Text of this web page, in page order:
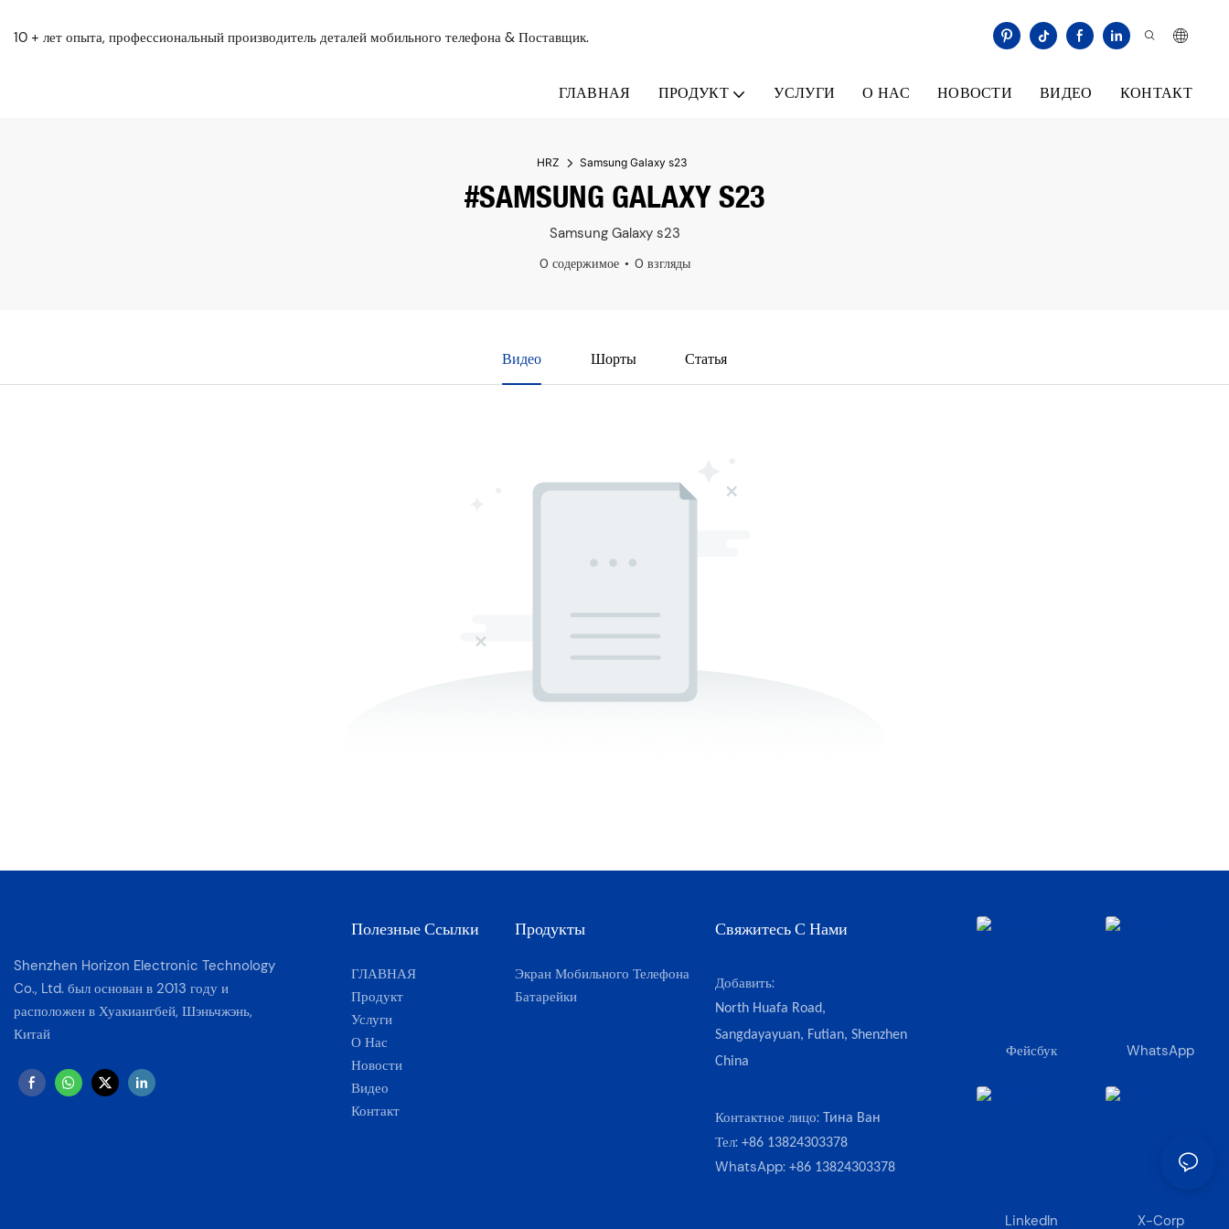
10 + лет опыта, профессиональный производитель деталей мобильного телефона & Поставщик.
ГЛАВНАЯ ПРОДУКТ УСЛУГИ О НАС НОВОСТИ ВИДЕО КОНТАКТ
HRZ Samsung Galaxy s23
#SAMSUNG GALAXY S23
Samsung Galaxy s23
0 содержимое 0 взгляды
Видео Шорты Статья
Shenzhen Horizon Electronic Technology
Co., Ltd. был основан в 2013 году и
расположен в Хуакиангбей, Шэньчжэнь,
Китай
Полезные Ссылки
ГЛАВНАЯ
Продукт
Услуги
О Нас
Новости
Видео
Контакт
Продукты
Экран Мобильного Телефона
Батарейки
Свяжитесь С Нами
Добавить:
North Huafa Road,
Sangdayayuan, Futian, Shenzhen
China
Контактное лицо: Тина Ван
Тел: +86 13824303378
WhatsApp: +86 13824303378
Фейсбук WhatsApp
LinkedIn X-Corp